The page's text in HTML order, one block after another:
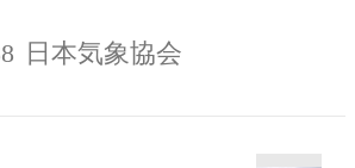
日本気象協会